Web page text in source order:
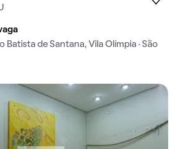
Batista de Santana, Vila Olímpia · São